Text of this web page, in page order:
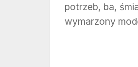
potrzeb, ba,
wymarzony